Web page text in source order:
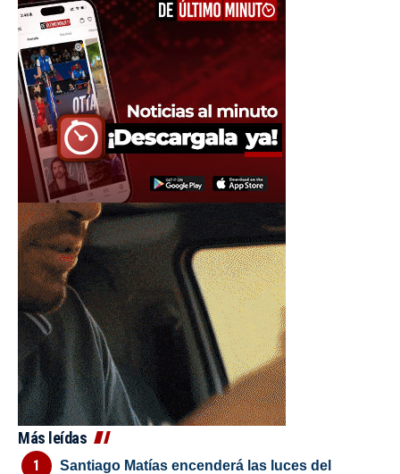
Más leídas
Santiago Matías encenderá las luces del